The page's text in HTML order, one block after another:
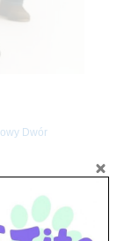
Dwór
Legionowo i